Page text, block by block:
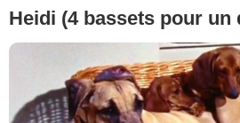
Heidi (4 bassets pour un